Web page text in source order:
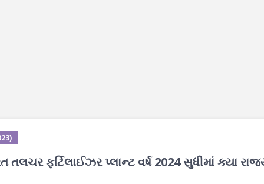
ફર્ટિલાઈઝર પ્લાન્ટ વર્ષ 2024 સુધીમાં ક્યા